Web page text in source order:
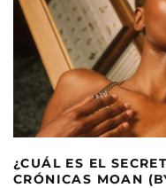
¿CUÁL ES EL
CRÓNICAS MOAN